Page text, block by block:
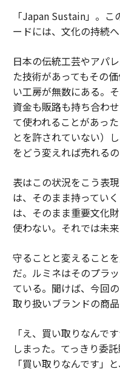
「Japan Sustain」。
ードには、文化の持続
日本の伝統工芸やアパ
た技術があってもその
い工房が無数にある。
資金も販路も持ち合わ
て使われることがあっ
とを許されていない）
をどう変えれば売れる
表はこの状況をこう表
は、そのまま持ってい
は、そのまま重要文化
使わない。それでは未
守ることと変えること
だ。ルミネはそのプラ
ている。聞けば、今回
取り扱いブランドの商
「え、買い取りなんで
しまった。てっきり委
「買い取りなんです」